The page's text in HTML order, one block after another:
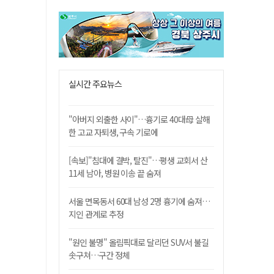
실시간 주요뉴스
"아버지 외출한 사이"…흉기로 40대母 살해
한 고교 자퇴생, 구속 기로에
[속보]"침대에 결박, 탈진"…평생 교회서 산
11세 남아, 병원 이송 끝 숨져
서울 면목동서 60대 남성 2명 흉기에 숨져…
지인 관계로 추정
"원인 불명" 올림픽대로 달리던 SUV서 불길
솟구쳐…구간 정체